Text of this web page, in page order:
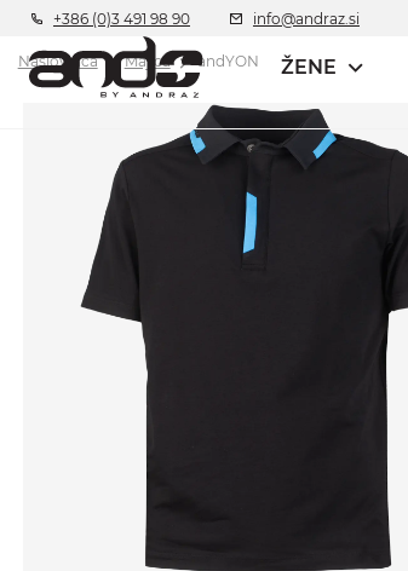
+386 (0)3 491 98 90 info@andraz.si
ŽENE
Naslovnica Majica andYON